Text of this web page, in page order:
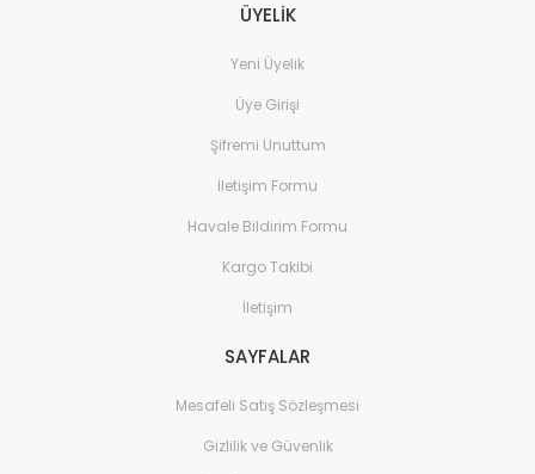
ÜYELİK
Yeni Üyelik
Üye Girişi
Şifremi Unuttum
İletişim Formu
Havale Bildirim Formu
Kargo Takibi
İletişim
SAYFALAR
Mesafeli Satış Sözleşmesi
Gizlilik ve Güvenlik